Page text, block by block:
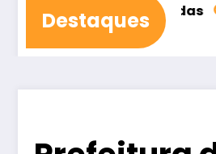
Destaques
rejeitadas Justiça
agosto 5,